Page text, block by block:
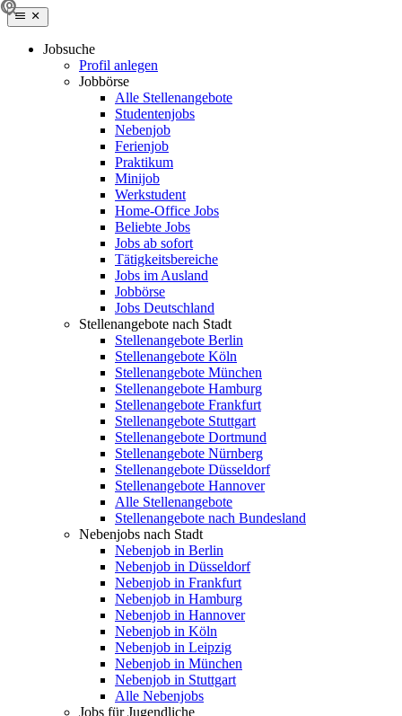
Jobsuche
Profil anlegen
Jobbörse
Alle Stellenangebote
Studentenjobs
Nebenjob
Ferienjob
Praktikum
Minijob
Werkstudent
Home-Office Jobs
Beliebte Jobs
Jobs ab sofort
Tätigkeitsbereiche
Jobs im Ausland
Jobbörse
Jobs Deutschland
Stellenangebote nach Stadt
Stellenangebote Berlin
Stellenangebote Köln
Stellenangebote München
Stellenangebote Hamburg
Stellenangebote Frankfurt
Stellenangebote Stuttgart
Stellenangebote Dortmund
Stellenangebote Nürnberg
Stellenangebote Düsseldorf
Stellenangebote Hannover
Alle Stellenangebote
Stellenangebote nach Bundesland
Nebenjobs nach Stadt
Nebenjob in Berlin
Nebenjob in Düsseldorf
Nebenjob in Frankfurt
Nebenjob in Hamburg
Nebenjob in Hannover
Nebenjob in Köln
Nebenjob in Leipzig
Nebenjob in München
Nebenjob in Stuttgart
Alle Nebenjobs
Jobs für Jugendliche